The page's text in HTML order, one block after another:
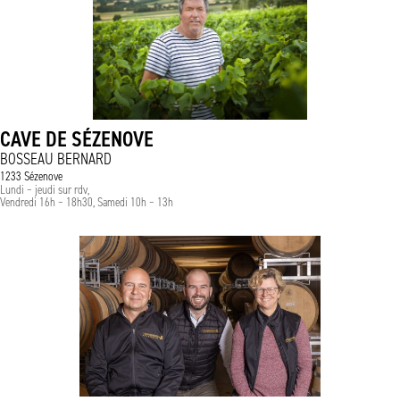
CAVE DE SÉZENOVE
BOSSEAU BERNARD
1233 Sézenove
Lundi – jeudi sur rdv,
Vendredi 16h – 18h30, Samedi 10h – 13h